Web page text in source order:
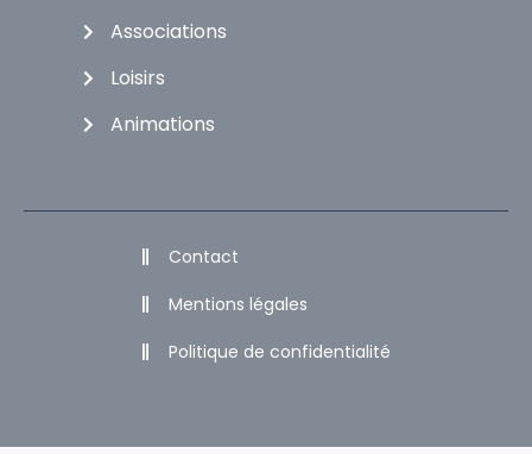
Associations
Loisirs
Animations
Contact
Mentions légales
Politique de confidentialité